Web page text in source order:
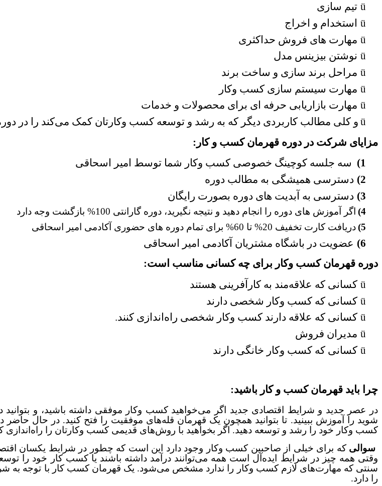
ü تیم سازی
ü استخدام و اخراج
ü مهارت های فروش حداکثری
ü نوشتن بیزینس مدل
ü مراحل برند سازی و ساخت برند
ü مهارت سیستم سازی کسب وکار
ü مهارت بازاریابی حرفه ای برای محصولات و خدمات
ü و کلی مطالب کاربردی دیگر که به رشد و توسعه کسب وکارتان کمک می‌کند را در
مزایای شرکت در دوره قهرمان کسب و کار:
1)
سه جلسه کوچینگ خصوصی کسب وکار شما توسط امیر اسحاقی
2) دسترسی همیشگی به مطالب دوره
3) دسترسی به آبدیت های دوره بصورت رایگان
4)
اگر آموزش های دوره را انجام دهید و نتیجه نگیرید، دوره گارانتی 100% بازگشت وجه دارد
5) دریافت کارت تخفیف 20% تا 60% برای تمام دوره های حضوری آکادمی امیر اسحاقی
6)
عضویت در باشگاه مشتریان آکادمی امیر اسحاقی
دوره قهرمان کسب وکار برای چه کسانی مناسب است:
ü کسانی که علاقه‌مند به کارآفرینی هستند
ü کسانی که کسب وکار شخصی دارند
ü کسانی که علاقه دارند کسب وکار شخصی راه‌اندازی کنند.
ü مدیران فروش
ü کسانی که کسب وکار خانگی دارند
چرا باید قهرمان کسب و کار باشید:
در عصر جدید و شرایط اقتصادی جدید اگر می‌خواهید کسب وکار موفقی داشته باشید، و بتوانید
شوید را آموزش ببینید. تا بتوانید همچون یک قهرمان قله‌های موفقیت را فتح کنید. در حال
کسب وکار خود را رشد و توسعه دهید. اگر بخواهید با روش‌های قدیمی کسب وکارتان را
سوالی که برای خیلی از صاحبین کسب وکار وجود دارد این است که چطور در شرایط یکسان
وقتی همه چیز در شرایط ایده‌آل است همه می‌توانند درآمد داشته باشند یا کسب کار خود
سنتی که مهارت‌های لازم کسب وکار را ندارد مشخص می‌شود. یک قهرمان کسب کار با توجه به
را دارد.